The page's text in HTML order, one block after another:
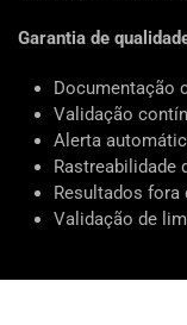
Garantia de
Documentação
Validação
Alerta
Rastreabilidade
Resultados fora
Validação de